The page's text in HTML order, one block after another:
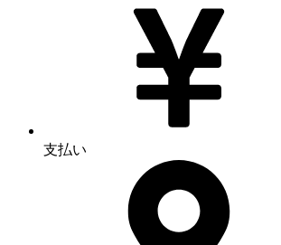
支払い